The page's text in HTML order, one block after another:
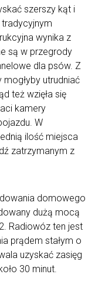
szerszy kąt i
wynika z
są w przegrody
dla psów. Z
utrudniać
też wzięła się
kamery
W
ilość miejsca
zatrzymanym z
domowego
dużą mocą
Radiowóz ten jest
prądem stałym o
uzyskać zasięg
30 minut.